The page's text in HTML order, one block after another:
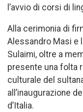
l’avvio di corsi di
Alla cerimonia di
Alessandro Masi e
Sulaimi, oltre a
presente una folta
culturale del
all’inaugurazione
d’Italia.